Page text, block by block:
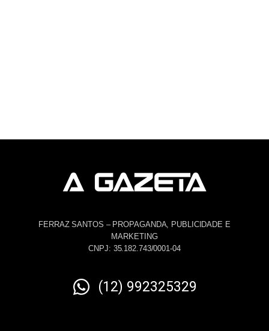
FERRAZ SANTOS – PROPAGANDA, PUBLICIDADE E
MARKETING
CNPJ: 35.182.743/0001-04
(12) 992325329